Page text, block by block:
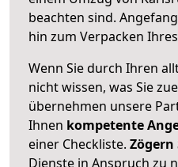
beachten sind.
hin zum Verpacken
Wenn Sie durch Ihren
nicht wissen, was Sie
übernehmen unsere
Ihnen kompetente
einer Checkliste. Zögern
Dienste in Anspruch zu